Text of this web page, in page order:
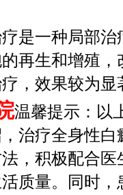
一种局部治
再生和增殖
，效果较为显
温馨提示：以
治疗全身性
，积极配合
质量。同时